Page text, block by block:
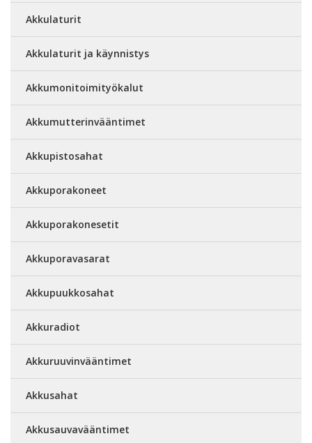
Akkulaturit
Akkulaturit ja käynnistys
Akkumonitoimityökalut
Akkumutterinvääntimet
Akkupistosahat
Akkuporakoneet
Akkuporakonesetit
Akkuporavasarat
Akkupuukkosahat
Akkuradiot
Akkuruuvinvääntimet
Akkusahat
Akkusauvavääntimet